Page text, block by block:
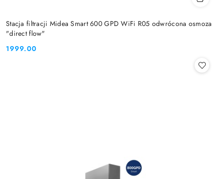
Stacja filtracji Midea Smart 600 GPD WiFi R05 odwrócona osmoza
"direct flow"
Cena:
1999.00